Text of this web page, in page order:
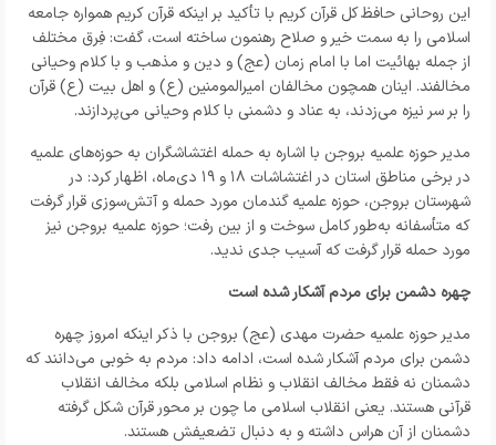
این روحانی حافظ کل قرآن کریم با تأکید بر اینکه قرآن کریم همواره جامعه
اسلامی را به سمت خیر و صلاح رهنمون ساخته است، گفت: فِرق مختلف
از جمله بهائیت اما با امام زمان (عج) و دین و مذهب و با کلام وحیانی
مخالفند. اینان همچون مخالفان امیرالمومنین (ع) و اهل بیت (ع) قرآن
را بر سر نیزه می‌زدند، به عناد و دشمنی با کلام وحیانی می‌پردازند.
مدیر حوزه علمیه بروجن با اشاره به حمله اغتشاشگران به حوزه‌های علمیه
در برخی مناطق استان در اغتشاشات ۱۸ و ۱۹ دی‌ماه، اظهار کرد: در
شهرستان بروجن، حوزه علمیه گندمان مورد حمله و آتش‌سوزی قرار گرفت
که متأسفانه به‌طور کامل سوخت و از بین رفت؛ حوزه علمیه بروجن نیز
مورد حمله قرار گرفت که آسیب جدی ندید.
چهره دشمن برای مردم آشکار شده است
مدیر حوزه علمیه حضرت مهدی (عج) بروجن با ذکر اینکه امروز چهره
دشمن برای مردم آشکار شده است، ادامه داد: مردم به خوبی می‌دانند که
دشمنان نه فقط مخالف انقلاب و نظام اسلامی بلکه مخالف انقلاب
قرآنی هستند. یعنی انقلاب اسلامی ما چون بر محور قرآن شکل گرفته
دشمنان از آن هراس داشته و به دنبال تضعیفش هستند.